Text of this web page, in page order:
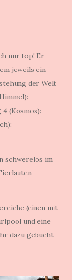
nur top! Er
jeweils ein
der Welt
4 (Kosmos):
schwerelos im
(einen mit
und eine
dazu gebucht